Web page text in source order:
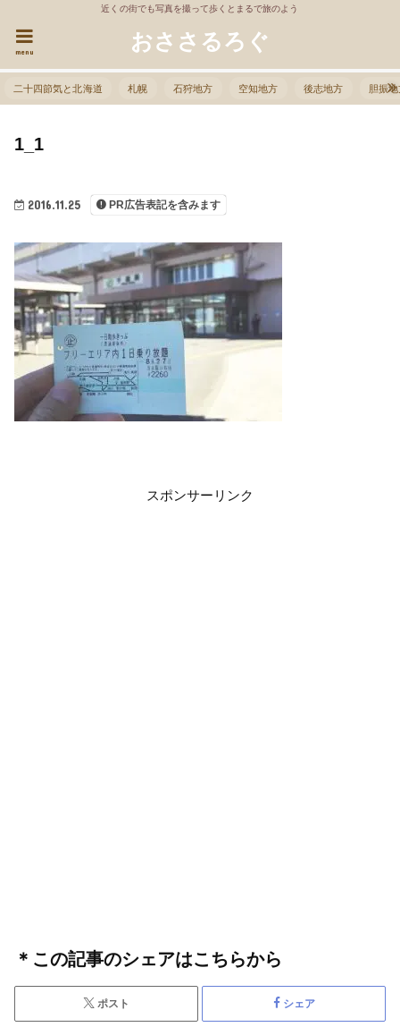
近くの街でも写真を撮って歩くとまるで旅のよう
おささるろぐ
menu
二十四節気と北海道 札幌 石狩地方 空知地方 後志地方 胆振
2016.11.25 PR広告表記を含みます
1_1
スポンサーリンク
＊この記事のシェアはこちらから
ポスト シェア